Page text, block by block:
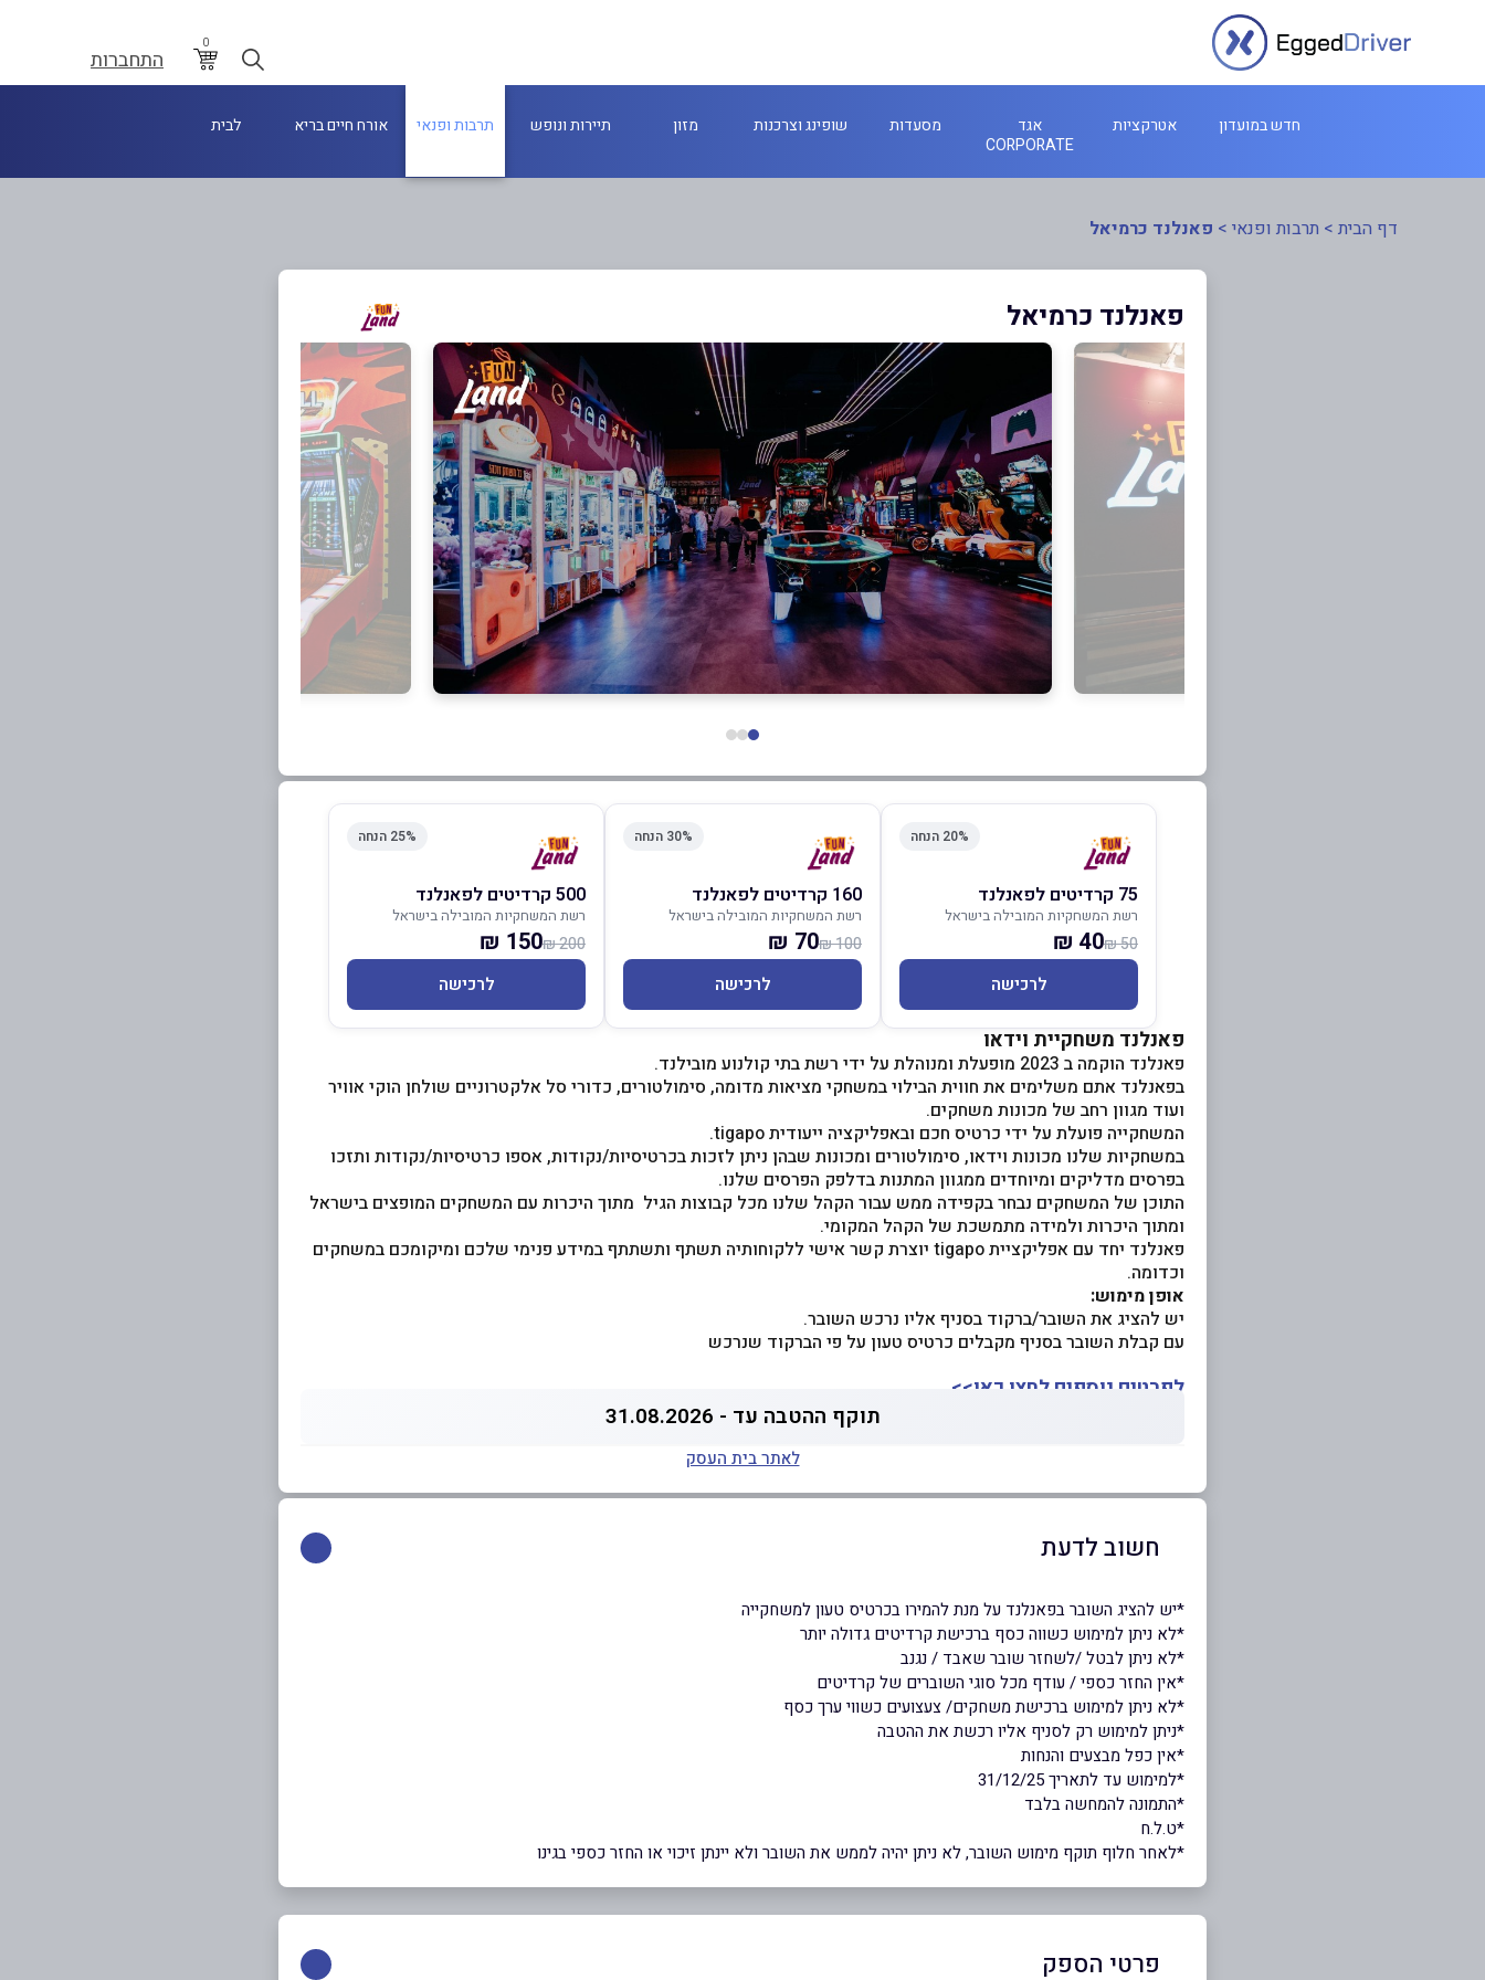
0
התחברות
חדש במועדון אטרקציות
אגד
CORPORATE
מסעדות שופינג וצרכנות מזון תיירות ונופש תרבות ופנאי אורח חיים בריא לבית
דף הבית > תרבות ופנאי > פאנלנד כרמיאל
פאנלנד כרמיאל
20% הנחה
75 קרדיטים לפאנלנד
רשת המשחקיות המובילה בישראל
50 ₪
40 ₪
לרכישה
30% הנחה
160 קרדיטים לפאנלנד
רשת המשחקיות המובילה בישראל
100 ₪
70 ₪
לרכישה
25% הנחה
500 קרדיטים לפאנלנד
רשת המשחקיות המובילה בישראל
200 ₪
150 ₪
לרכישה
פאנלנד משחקיית וידאו
פאנלנד הוקמה ב 2023 מופעלת ומנוהלת על ידי רשת בתי קולנוע מובילנד.
בפאנלנד אתם משלימים את חווית הבילוי במשחקי מציאות מדומה, סימולטורים, כדורי סל אלקטרוניים שולחן הוקי אוויר
ועוד מגוון רחב של מכונות משחקים.
המשחקייה פועלת על ידי כרטיס חכם ובאפליקציה ייעודית tigapo.
במשחקיות שלנו מכונות וידאו, סימולטורים ומכונות שבהן ניתן לזכות בכרטיסיות/נקודות, אספו כרטיסיות/נקודות ותזכו
בפרסים מדליקים ומיוחדים ממגוון המתנות בדלפק הפרסים שלנו.
התוכן של המשחקים נבחר בקפידה ממש עבור הקהל שלנו מכל קבוצות הגיל מתוך היכרות עם המשחקים המופצים בישראל
ומתוך היכרות ולמידה מתמשכת של הקהל המקומי.
פאנלנד יחד עם אפליקציית tigapo יוצרת קשר אישי ללקוחותיה תשתף ותשתתף במידע פנימי שלכם ומיקומכם במשחקים
וכדומה.
אופן מימוש:
יש להציג את השובר/ברקוד בסניף אליו נרכש השובר.
עם קבלת השובר בסניף מקבלים כרטיס טעון על פי הברקוד שנרכש
לפרטים נוספים לחצו כאן>>
תוקף ההטבה עד - 31.08.2026
לאתר בית העסק
חשוב לדעת
*יש להציג השובר בפאנלנד על מנת להמירו בכרטיס טעון למשחקייה
*לא ניתן למימוש כשווה כסף ברכישת קרדיטים גדולה יותר
*לא ניתן לבטל /לשחזר שובר שאבד / נגנב
*אין החזר כספי / עודף מכל סוגי השוברים של קרדיטים
*לא ניתן למימוש ברכישת משחקים/ צעצועים כשווי ערך כסף
*ניתן למימוש רק לסניף אליו רכשת את ההטבה
*אין כפל מבצעים והנחות
*למימוש עד לתאריך 31/12/25
*התמונה להמחשה בלבד
*ט.ל.ח
*לאחר חלוף תוקף מימוש השובר, לא ניתן יהיה לממש את השובר ולא יינתן זיכוי או החזר כספי בגינו
פרטי הספק